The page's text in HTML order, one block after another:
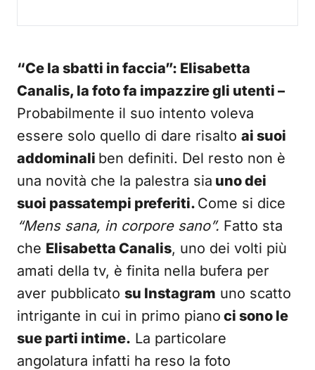
“Ce la sbatti in faccia”: Elisabetta
Canalis, la foto fa impazzire gli utenti –
Probabilmente il suo intento voleva
essere solo quello di dare risalto ai suoi
addominali ben definiti. Del resto non è
una novità che la palestra sia uno dei
suoi passatempi preferiti. Come si dice
“Mens sana, in corpore sano”. Fatto sta
che Elisabetta Canalis, uno dei volti più
amati della tv, è finita nella bufera per
aver pubblicato su Instagram uno scatto
intrigante in cui in primo piano ci sono le
sue parti intime. La particolare
angolatura infatti ha reso la foto